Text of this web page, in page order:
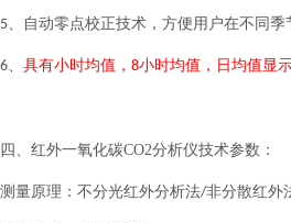
5、自动零点校正技术，方便用户在不同
6、 具有小时均值， 8小时均值，日均值显
四、 红外一氧化碳CO2分析仪技术参数：
测量原理：不分光红外分析法/非分散红外